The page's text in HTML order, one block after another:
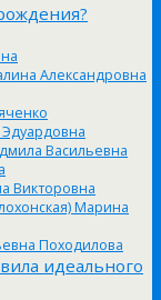
Александровна
Васильевна
Викторовна
Марина
Походилова
идеального